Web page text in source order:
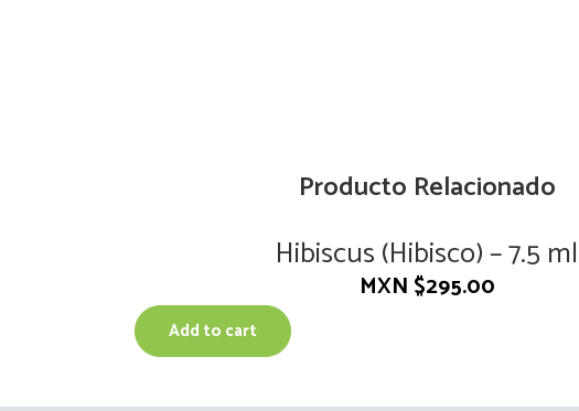
Producto Relacionado
Hibiscus (Hibisco) – 7.5 ml
MXN $295.00
Add to cart